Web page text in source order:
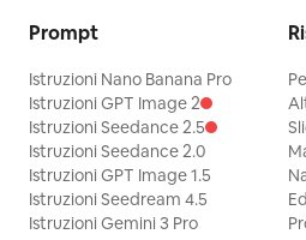
Prompt
Istruzioni Nano Banana Pro
Istruzioni GPT Image 2
Istruzioni Seedance 2.5
Istruzioni Seedance 2.0
Istruzioni GPT Image 1.5
Istruzioni Seedream 4.5
Istruzioni Gemini 3 Pro